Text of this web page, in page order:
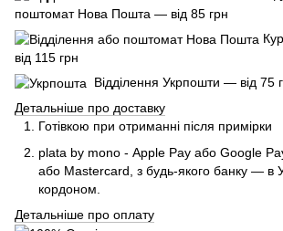
поштомат Нова Пошта — від 85 грн
від 115 грн
Відділення Укрпошти — від 75
Детальніше про доставку
Готівкою при отриманні після примірки
plata by mono - Apple Pay або Google
або Mastercard, з будь-якого банку — в
кордоном.
Детальніше про оплату